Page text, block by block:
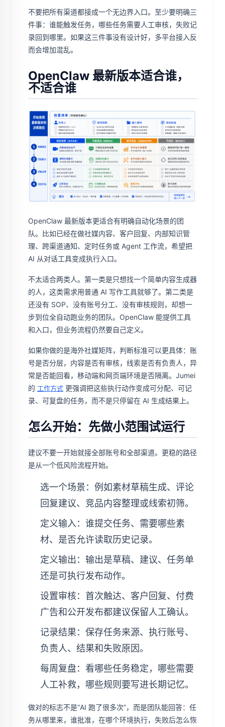
不要把所有渠道都接成一个无边界入口。至少要明确三
件事：谁能触发任务，哪些任务需要人工审核，失败记
录回到哪里。如果这三件事没有设计好，多平台接入反
而会增加混乱。
OpenClaw 最新版本适合谁，
不适合谁
OpenClaw 最新版本更适合有明确自动化场景的团
队。比如已经在做社媒内容、客户回复、内部知识管
理、跨渠道通知、定时任务或 Agent 工作流，希望把
AI 从对话工具变成执行入口。
不太适合两类人。第一类是只想找一个简单内容生成器
的人，这类需求用普通 AI 写作工具就够了。第二类是
还没有 SOP、没有账号分工、没有审核规则，却想一
步到位全自动跑业务的团队。OpenClaw 能提供工具
和入口，但业务流程仍然要自己定义。
如果你做的是海外社媒矩阵，判断标准可以更具体：账
号是否分层，内容是否有审核，线索是否有负责人，异
常是否能回看，移动端和网页端环境是否隔离。Jumei
的 工作方式 更强调把这些执行动作变成可分配、可记
录、可复盘的任务，而不是只停留在 AI 生成结果上。
怎么开始：先做小范围试运行
建议不要一开始就接全部账号和全部渠道。更稳的路径
是从一个低风险流程开始。
选一个场景：例如素材草稿生成、评论
回复建议、竞品内容整理或线索初筛。
定义输入：谁提交任务、需要哪些素
材、是否允许读取历史记录。
定义输出：输出是草稿、建议、任务单
还是可执行发布动作。
设置审核：首次触达、客户回复、付费
广告和公开发布都建议保留人工确认。
记录结果：保存任务来源、执行账号、
负责人、结果和失败原因。
每周复盘：看哪些任务稳定，哪些需要
人工补救，哪些规则要写进长期记忆。
做对的标志不是“AI 跑了很多次”，而是团队能回答：任
务从哪里来，谁批准，在哪个环境执行，失败后怎么恢